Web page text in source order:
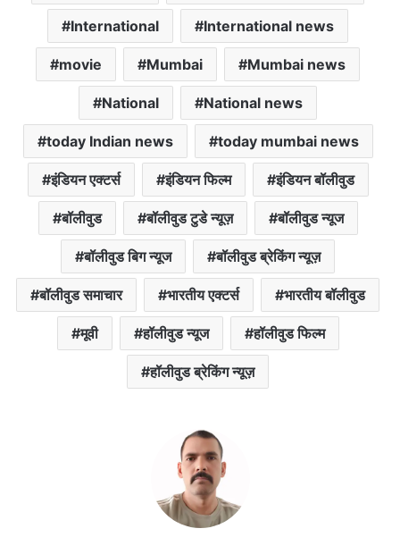
International International news
movie Mumbai Mumbai news
National National news
today Indian news today mumbai news
इंडियन एक्टर्स इंडियन फिल्म इंडियन बॉलीवुड
बॉलीवुड बॉलीवुड टुडे न्यूज़ बॉलीवुड न्यूज
बॉलीवुड बिग न्यूज बॉलीवुड ब्रेकिंग न्यूज़
बॉलीवुड समाचार भारतीय एक्टर्स भारतीय बॉलीवुड
मूवी हॉलीवुड न्यूज हॉलीवुड फिल्म
हॉलीवुड ब्रेकिंग न्यूज़